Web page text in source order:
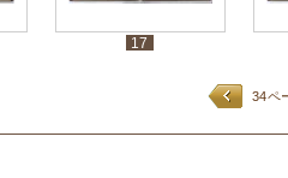
17
34ペ